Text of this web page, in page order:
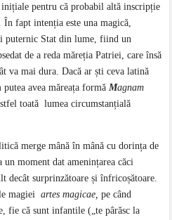
inițiale pentru că probabil altă inscripție
fapt intenția este una magică,
puternic Stat din lume, fiind un
de a reda măreția Patriei, care însă
va mai dura. Dacă ar ști ceva latină
avea măreața formă Magnam
toată lumea circumstanțială
merge mână în mână cu dorința de
un moment dat amenințarea căci
surprinzătoare și înfricoșătoare.
magieiartes magicae,pe când
fie că sunt infantile („te pârăsc la